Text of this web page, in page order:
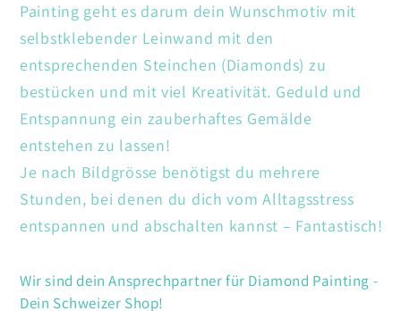
Painting geht es darum dein Wunschmotiv mit
selbstklebender Leinwand mit den
entsprechenden Steinchen (Diamonds) zu
bestücken und mit viel Kreativität. Geduld und
Entspannung ein zauberhaftes Gemälde
entstehen zu lassen!
Je nach Bildgrösse benötigst du mehrere
Stunden, bei denen du dich vom Alltagsstress
entspannen und abschalten kannst – Fantastisch!
Wir sind dein Ansprechpartner für Diamond Painting -
Dein Schweizer Shop!